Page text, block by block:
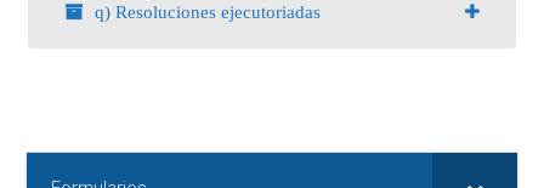
q) Resoluciones ejecutoriadas